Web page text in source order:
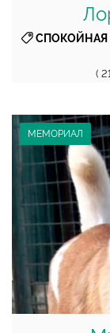
СПОКОЙНАЯ,
(
МЕМОРИАЛ